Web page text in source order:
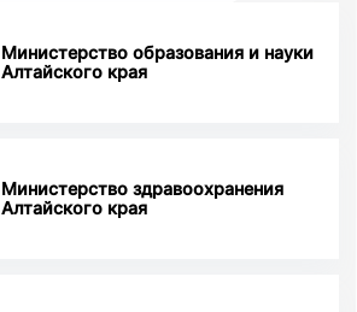
Министерство образования и науки
Алтайского края
Министерство здравоохранения
Алтайского края